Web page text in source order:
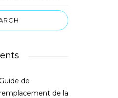
Guide de
de la